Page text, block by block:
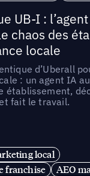
UB-I :
chaos des
locale
d’Uberall
: un agent IA
établissement,
fait le travail.
local
franchise
AEO